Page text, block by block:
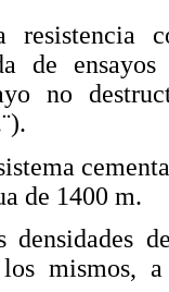
de
no
de 1400 m.
densidades
los mismos,